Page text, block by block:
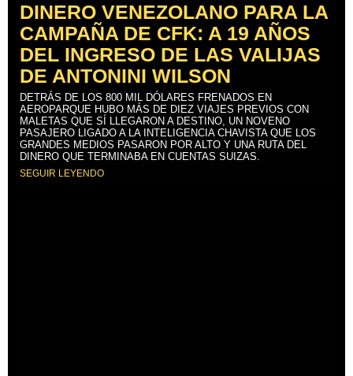
DINERO VENEZOLANO PARA LA
CAMPAÑA DE CFK: A 19 AÑOS
DEL INGRESO DE LAS VALIJAS
DE ANTONINI WILSON
DETRÁS DE LOS 800 MIL DÓLARES FRENADOS EN
AEROPARQUE HUBO MÁS DE DIEZ VIAJES PREVIOS CON
MALETAS QUE SÍ LLEGARON A DESTINO, UN NOVENO
PASAJERO LIGADO A LA INTELIGENCIA CHAVISTA QUE LOS
GRANDES MEDIOS PASARON POR ALTO Y UNA RUTA DEL
DINERO QUE TERMINABA EN CUENTAS SUIZAS.
SEGUIR LEYENDO